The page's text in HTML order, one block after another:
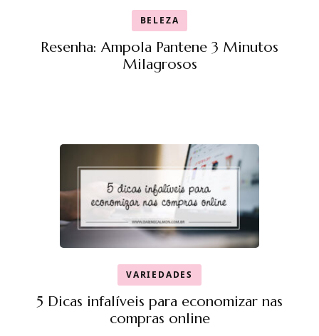
BELEZA
Resenha: Ampola Pantene 3 Minutos
Milagrosos
VARIEDADES
5 Dicas infalíveis para economizar nas
compras online